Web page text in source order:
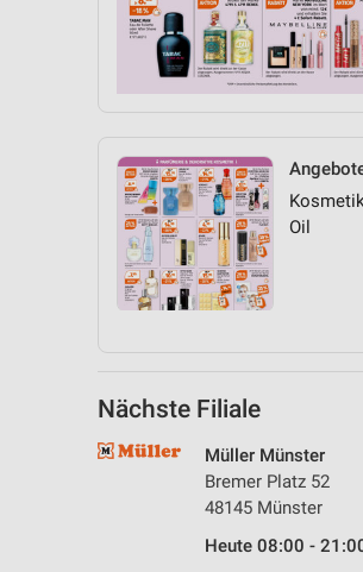
Oil
Nächste Filiale
Müller Münster
Bremer Platz 52
48145 Münster
Heute 08:00 -
Entwicklung und Verbesserung der
Verwendung reduzierter Daten zur
Verwendung genauer Standortdaten
Geräte anhand von aktiv angeforderten
Nicht-IAB-Verarbeitungszwecke: